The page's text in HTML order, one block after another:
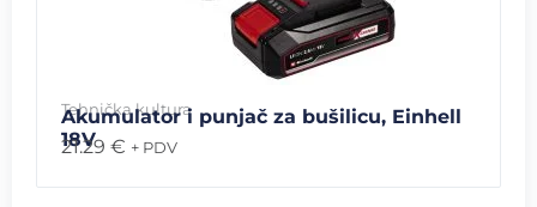
Tehnička kultura
Akumulator i punjač za bušilicu, Einhell
18V
21.29 € + PDV